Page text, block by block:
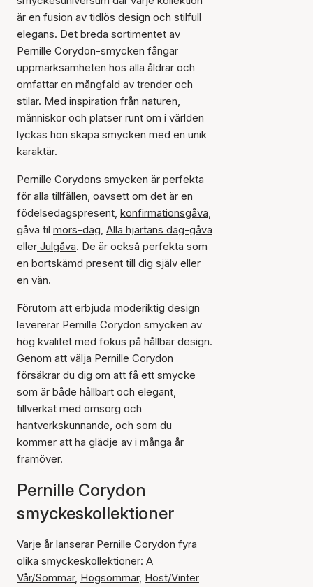
är en fusion av tidlös design och stilfull
elegans. Det breda sortimentet av
Pernille Corydon-smycken fångar
uppmärksamheten hos alla åldrar och
omfattar en mångfald av trender och
stilar. Med inspiration från naturen,
människor och platser runt om i världen
lyckas hon skapa smycken med en unik
karaktär.
Pernille Corydons smycken är perfekta
för alla tillfällen, oavsett om det är en
födelsedagspresent, konfirmationsgåva,
gåva til mors-dag, Alla hjärtans dag-gåva
eller Julgåva. De är också perfekta som
en bortskämd present till dig själv eller
en vän.
Förutom att erbjuda moderiktig design
levererar Pernille Corydon smycken av
hög kvalitet med fokus på hållbar design.
Genom att välja Pernille Corydon
försäkrar du dig om att få ett smycke
som är både hållbart och elegant,
tillverkat med omsorg och
hantverkskunnande, och som du
kommer att ha glädje av i många år
framöver.
Pernille Corydon
smyckeskollektioner
Varje år lanserar Pernille Corydon fyra
olika smyckeskollektioner: A
Vår/Sommar, Högsommar, Höst/Vinter